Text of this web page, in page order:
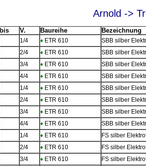
Arnold ->
bis V. Baureihe Bezeichnung
1/4 ♦ ETR 610 SBB silber
2/4 ♦ ETR 610 SBB silber
3/4 ♦ ETR 610 SBB silber
4/4 ♦ ETR 610 SBB silber
1/4 ♦ ETR 610 SBB silber
2/4 ♦ ETR 610 SBB silber
3/4 ♦ ETR 610 SBB silber
4/4 ♦ ETR 610 SBB silber
1/4 ♦ ETR 610 FS silber
2/4 ♦ ETR 610 FS silber
3/4 ♦ ETR 610 FS silber